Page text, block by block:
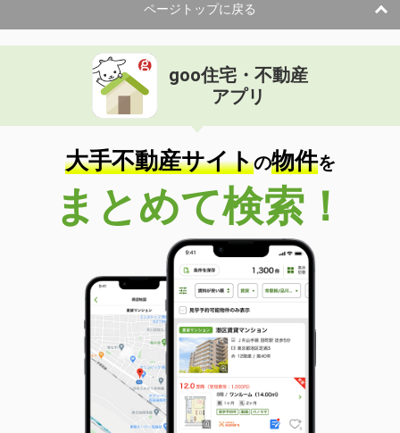
ページトップに戻る
goo住宅・不動産
アプリ
大手不動産サイトの物件を
まとめて検索！